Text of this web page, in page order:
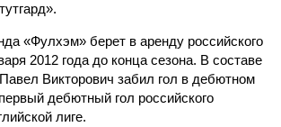
«Фулхэм» берет в аренду российского
2012 года до конца сезона. В составе
Викторович забил гол в дебютном
дебютный гол российского
лиге.